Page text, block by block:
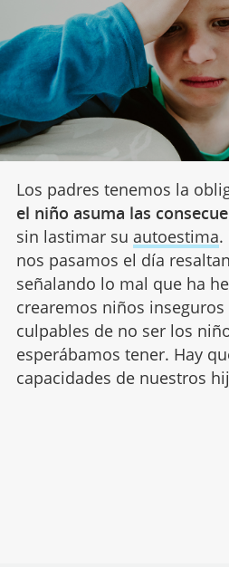
Los padres tenemos la
el niño asuma las
sin lastimar su autoestima.
nos pasamos el día
señalando lo mal que ha
crearemos niños
culpables de no ser los
esperábamos tener. Hay
capacidades de nuestros